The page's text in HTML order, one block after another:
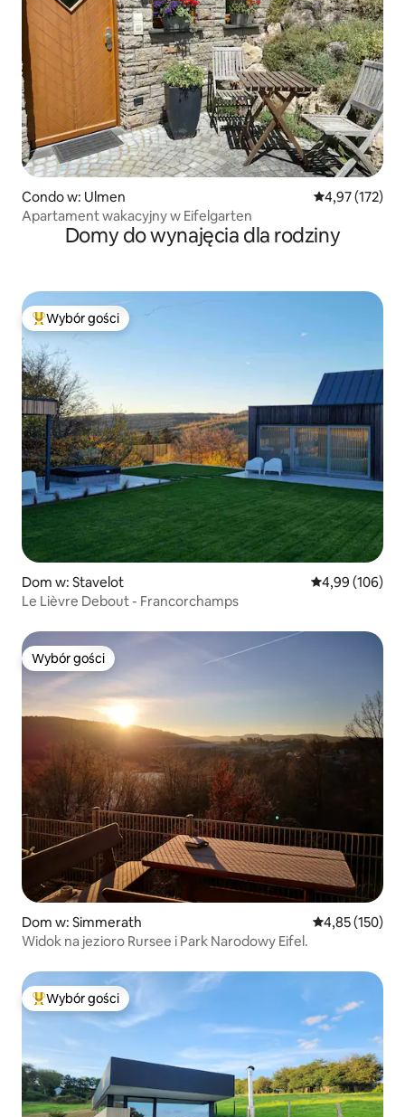
Condo w: Ulmen Średnia
4,97 (172)
Apartament wakacyjny w Eifelgarten
Domy do wynajęcia dla rodziny
Najpopularniejsze z kategorii Wybór gości
Wybór gości
Dom w: Stavelot Średnia
4,99 (106)
Le Lièvre Debout - Francorchamps
Wybór gości
Wybór gości
Dom w: Simmerath Średnia
4,85 (150)
Widok na jezioro Rursee i Park Narodowy Eifel.
Najpopularniejsze z kategorii Wybór gości
Wybór gości